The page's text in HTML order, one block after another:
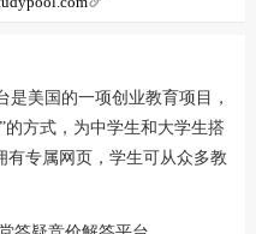
美国的一项创业教育项目，
方式，为中学生和大学生搭
专属网页，学生可从众多教